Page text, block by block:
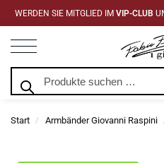
WERDEN SIE MITGLIED IM VIP-CLUB
Start / Armbänder Giovanni Raspini